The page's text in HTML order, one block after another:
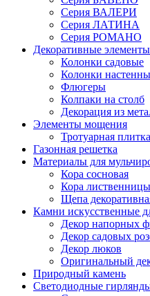
Серия ВАЛЕРИ
Серия ЛАТИНА
Серия РОМАНО
Декоративные элементы
Колонки садовые
Колонки
Флюгеры
Колпаки на столб
Декорация из
Элементы мощения
Тротуарная плитка
Газонная решетка
Материалы для
Кора сосновая
Кора лиственницы
Щепа
Камни искусственные
Декор напорных
Декор садовых
Декор люков
Оригинальный
Природный камень
Светодиодные